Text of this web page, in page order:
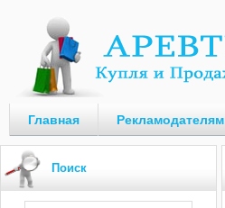
Главная Рекламодателям
Поиск